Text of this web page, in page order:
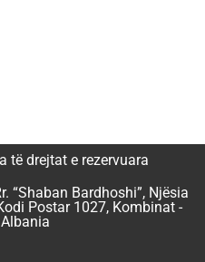
të drejtat e rezervuara
“Shaban Bardhoshi”, Njësia
Postar 1027, Kombinat -